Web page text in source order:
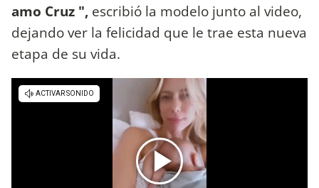
amo Cruz ", escribió la modelo junto al video,
dejando ver la felicidad que le trae esta nueva
etapa de su vida.